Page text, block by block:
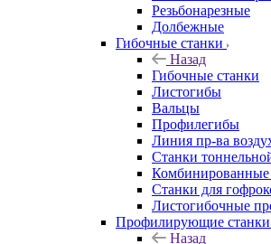
Резьбонарезные
Долбежные
Гибочные станки
Назад
Гибочные станки
Листогибы
Вальцы
Профилегибы
Линия пр-ва
Станки
Комбинированные
Станки для
Листогибочные
Профилирующие станки
Назад